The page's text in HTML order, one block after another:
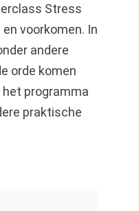
Stress
voorkomen. In
andere
orde komen
programma
praktische